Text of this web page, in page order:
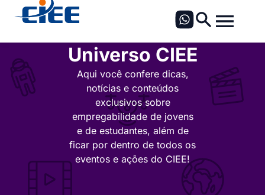
Universo CIEE
Aqui você confere dicas,
notícias e conteúdos
exclusivos sobre
empregabilidade de jovens
e de estudantes, além de
ficar por dentro de todos os
eventos e ações do CIEE!